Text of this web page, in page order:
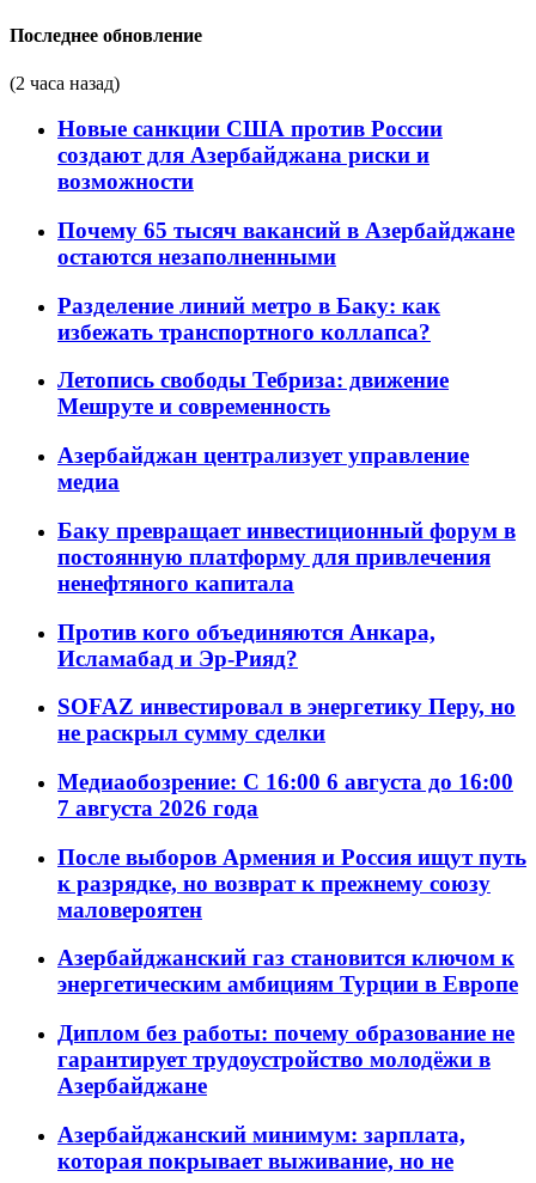
Последнее обновление
(2 часа назад)
Новые санкции США против России
создают для Азербайджана риски и
возможности
Почему 65 тысяч вакансий в Азербайджане
остаются незаполненными
Разделение линий метро в Баку: как
избежать транспортного коллапса?
Летопись свободы Тебриза: движение
Мешруте и современность
Азербайджан централизует управление
медиа
Баку превращает инвестиционный форум в
постоянную платформу для привлечения
ненефтяного капитала
Против кого объединяются Анкара,
Исламабад и Эр-Рияд?
SOFAZ инвестировал в энергетику Перу, но
не раскрыл сумму сделки
Медиаобозрение: С 16:00 6 августа до 16:00
7 августа 2026 года
После выборов Армения и Россия ищут путь
к разрядке, но возврат к прежнему союзу
маловероятен
Азербайджанский газ становится ключом к
энергетическим амбициям Турции в Европе
Диплом без работы: почему образование не
гарантирует трудоустройство молодёжи в
Азербайджане
Азербайджанский минимум: зарплата,
которая покрывает выживание, но не